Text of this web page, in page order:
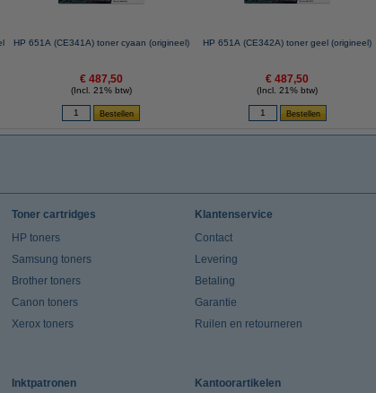
HP 651A (CE341A) toner cyaan (origineel)
€ 487,50
(Incl. 21% btw)
HP 651A (CE342A) toner geel (origineel)
€ 487,50
(Incl. 21% btw)
Toner cartridges
HP toners
Samsung toners
Brother toners
Canon toners
Xerox toners
Klantenservice
Contact
Levering
Betaling
Garantie
Ruilen en retourneren
Inktpatronen Kantoorartikelen